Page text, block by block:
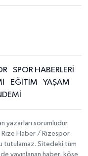
SPOR HABERLERİ
EĞİTİM
YAŞAM
yazarları sorumludur.
Rize Haber / Rizespor
tutulamaz. Sitedeki tüm
yayınlanan haber, köşe